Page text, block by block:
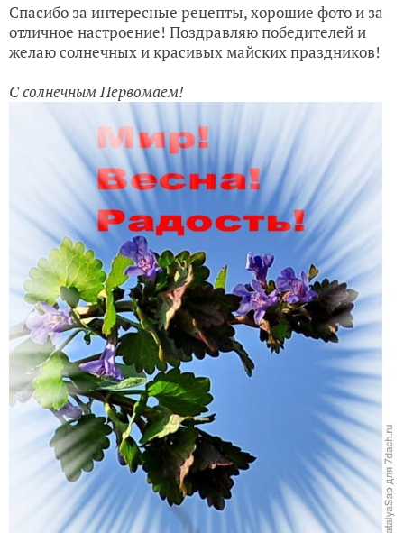
Спасибо за интересные рецепты, хорошие фото и за
отличное настроение! Поздравляю победителей и
желаю солнечных и красивых майских праздников!
С солнечным Первомаем!